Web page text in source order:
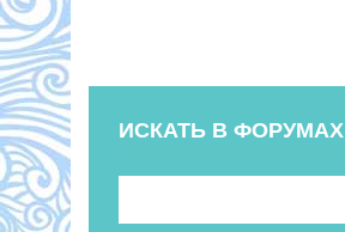
ИСКАТЬ В ФОРУМАХ